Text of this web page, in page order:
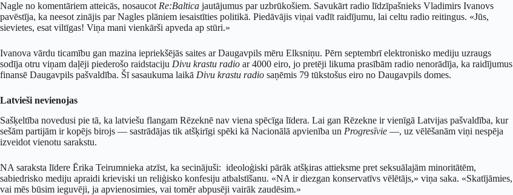
Nagle no komentāriem atteicās, nosaucot Re:Baltica jautājumus par uzbrūkošiem. Savukārt radio līdzīpašnieks Vladimirs Ivanovs
pavēstīja, ka neesot zinājis par Nagles plāniem iesaistīties politikā. Piedāvājis viņai vadīt raidījumu, lai celtu radio reitingus. «Jūs,
sievietes, esat viltīgas! Viņa mani vienkārši apveda ap stūri.»
Ivanova vārdu ticamību gan mazina iepriekšējās saites ar Daugavpils mēru Elksniņu. Pērn septembrī elektronisko mediju uzraugs
sodīja otru viņam daļēji piederošo raidstaciju Divu krastu radio ar 4000 eiro, jo pretēji likuma prasībām radio nenorādīja, ka raidījumus
finansē Daugavpils pašvaldība. Šī sasaukuma laikā Divu krastu radio saņēmis 79 tūkstošus eiro no Daugavpils domes.
Latvieši nevienojas
Sašķeltība novedusi pie tā, ka latviešu flangam Rēzeknē nav viena spēcīga līdera. Lai gan Rēzekne ir vienīgā Latvijas pašvaldība, kur
sešām partijām ir kopējs birojs — sastrādājas tik atšķirīgi spēki kā Nacionālā apvienība un Progresīvie —, uz vēlēšanām viņi nespēja
izveidot vienotu sarakstu.
NA saraksta līdere Ērika Teirumnieka atzīst, ka secinājuši: ideoloģiski pārāk atšķiras attieksme pret seksuālajām minoritātēm,
sabiedrisko mediju apraidi krieviski un reliģisko konfesiju atbalstīšanu. «NA ir diezgan konservatīvs vēlētājs,» viņa saka. «Skatījāmies,
vai mēs būsim ieguvēji, ja apvienosimies, vai tomēr abpusēji vairāk zaudēsim.»